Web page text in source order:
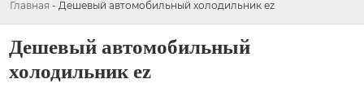
Главная - Дешевый автомобильный холодильник ez
Дешевый автомобильный
холодильник ez